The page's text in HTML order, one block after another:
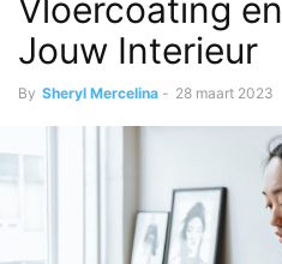
Vloercoating
Jouw Interieur
By Sheryl Mercelina - 28 maart 2023